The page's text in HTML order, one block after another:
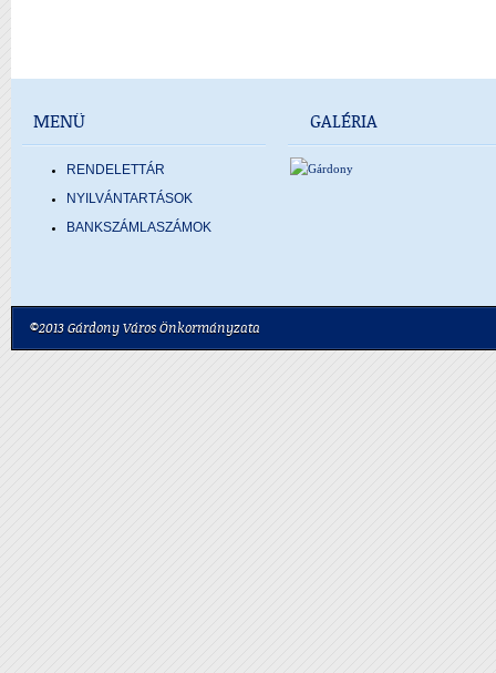
MENÜ
RENDELETTÁR
NYILVÁNTARTÁSOK
BANKSZÁMLASZÁMOK
GALÉRIA
©2013 Gárdony Város Önkormányzata